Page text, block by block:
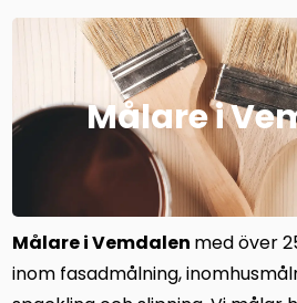
Målare i
Målare i Vemdalen med över
inom fasadmålning,